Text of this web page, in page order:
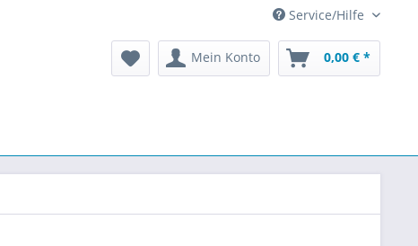
Service/Hilfe
Mein Konto 0,00 € *